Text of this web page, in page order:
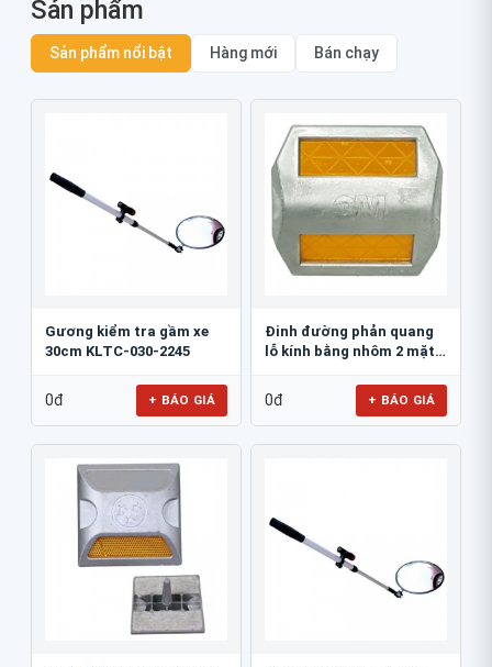
Sản phẩm
Sản phẩm nổi bật Hàng mới Bán chạy
Gương kiểm tra gầm xe
30cm KLTC-030-2245
0đ + BÁO GIÁ
Đinh đường phản quang
lỗ kính bằng nhôm 2 mặt
0đ + BÁO GIÁ